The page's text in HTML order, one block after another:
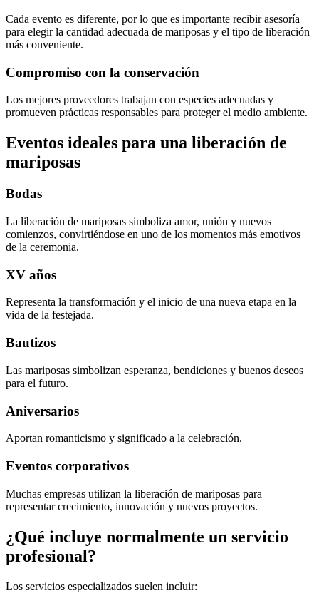
Cada evento es diferente, por lo que es importante recibir asesoría
para elegir la cantidad adecuada de mariposas y el tipo de liberación
más conveniente.
Compromiso con la conservación
Los mejores proveedores trabajan con especies adecuadas y
promueven prácticas responsables para proteger el medio ambiente.
Eventos ideales para una liberación de
mariposas
Bodas
La liberación de mariposas simboliza amor, unión y nuevos
comienzos, convirtiéndose en uno de los momentos más emotivos
de la ceremonia.
XV años
Representa la transformación y el inicio de una nueva etapa en la
vida de la festejada.
Bautizos
Las mariposas simbolizan esperanza, bendiciones y buenos deseos
para el futuro.
Aniversarios
Aportan romanticismo y significado a la celebración.
Eventos corporativos
Muchas empresas utilizan la liberación de mariposas para
representar crecimiento, innovación y nuevos proyectos.
¿Qué incluye normalmente un servicio
profesional?
Los servicios especializados suelen incluir: